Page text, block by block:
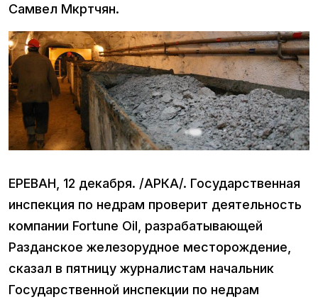
Самвел Мкртчян.
ЕРЕВАН, 12 декабря. /АРКА/. Государственная
инспекция по недрам проверит деятельность
компании Fortune Oil, разрабатывающей
Разданское железорудное месторождение,
сказал в пятницу журналистам начальник
Государственной инспекции по недрам